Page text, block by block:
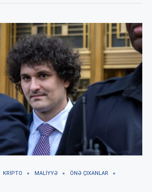
KRIPTO MALIYYƏ
ÖNƏ ÇIXANLAR